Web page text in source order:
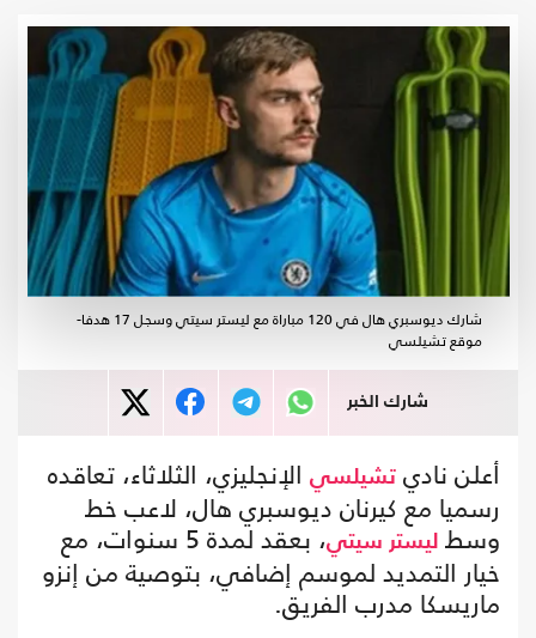
شارك ديوسبري هال في 120 مباراة مع ليستر سيتي وسجل 17 هدفا-
موقع تشيلسي
شارك الخبر
أعلن نادي تشيلسي الإنجليزي، الثلاثاء، تعاقده
رسميا مع كيرنان ديوسبري هال، لاعب خط
وسط ليستر سيتي
، بعقد لمدة 5 سنوات، مع
خيار التمديد لموسم إضافي، بتوصية من إنزو
ماريسكا مدرب الفريق.